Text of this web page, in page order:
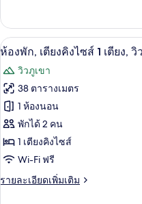
เตียง
เกี่ยว
กับ
ห้อง
เตียง
เดี่ยว
เตียง
เปิด
ภาพถ่าย
ทั้งหมด
ของ
ห้อง
พัก,
เตียง
คิง
7
ห้องพัก, เตียงคิงไซส์ 1 เตียง, วิ
วิวภูเขา
38 ตารางเมตร
1 ห้องนอน
พักได้ 2 คน
1 เตียงคิงไซส์
Wi-Fi ฟรี
รายละเอียดเพิ่มเติม
ราย